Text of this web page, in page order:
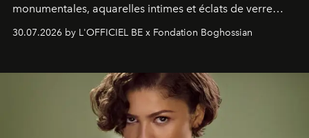
monumentales, aquarelles intimes et éclats de verre
soufflé, l’artiste français compose un itinéraire
émotionnel où chaque œuvre devient le souvenir
émerveillement.
30.07.2026 by L'OFFICIEL BE x Fondation Boghossian